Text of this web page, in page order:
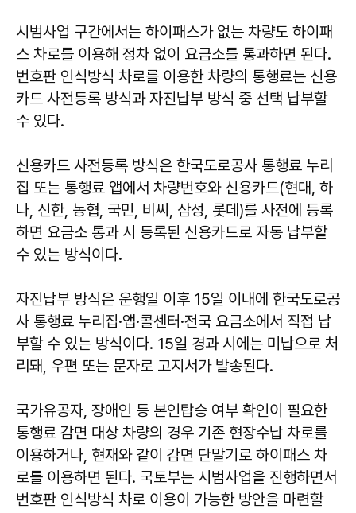
시범사업 구간에서는 하이패스가 없는 차량도 하이패
스 차로를 이용해 정차 없이 요금소를 통과하면 된다.
번호판 인식방식 차로를 이용한 차량의 통행료는 신용
카드 사전등록 방식과 자진납부 방식 중 선택 납부할
수 있다.
신용카드 사전등록 방식은 한국도로공사 통행료 누리
집 또는 통행료 앱에서 차량번호와 신용카드(현대, 하
나, 신한, 농협, 국민, 비씨, 삼성, 롯데)를 사전에 등록
하면 요금소 통과 시 등록된 신용카드로 자동 납부할
수 있는 방식이다.
자진납부 방식은 운행일 이후 15일 이내에 한국도로공
사 통행료 누리집·앱·콜센터·전국 요금소에서 직접 납
부할 수 있는 방식이다. 15일 경과 시에는 미납으로 처
리돼, 우편 또는 문자로 고지서가 발송된다.
국가유공자, 장애인 등 본인탑승 여부 확인이 필요한
통행료 감면 대상 차량의 경우 기존 현장수납 차로를
이용하거나, 현재와 같이 감면 단말기로 하이패스 차
로를 이용하면 된다. 국토부는 시범사업을 진행하면서
번호판 인식방식 차로 이용이 가능한 방안을 마련할